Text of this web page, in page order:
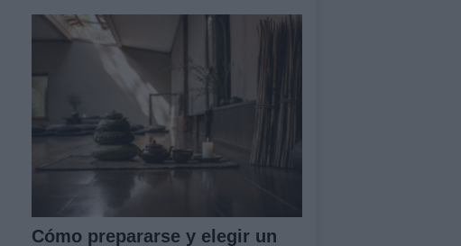
Cómo prepararse y elegir un